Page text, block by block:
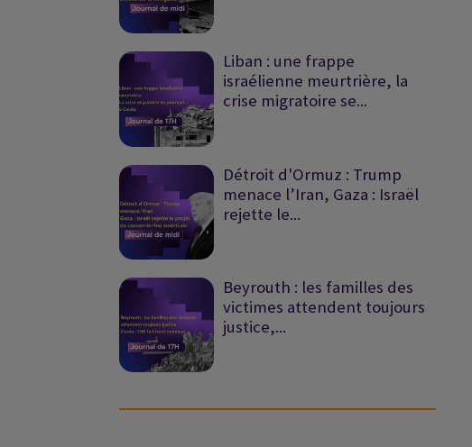
Liban : une frappe
israélienne meurtrière, la
crise migratoire se...
Détroit d'Ormuz : Trump
menace l’Iran, Gaza : Israël
rejette le...
Beyrouth : les familles des
victimes attendent toujours
justice,...